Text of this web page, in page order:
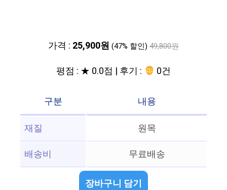
가격 : 25,900원 (47% 할인) 49,800원
평점 : ★ 0.0점 | 후기 : 0건
구분
내용
재질
원목
배송비
무료배송
장바구니 담기